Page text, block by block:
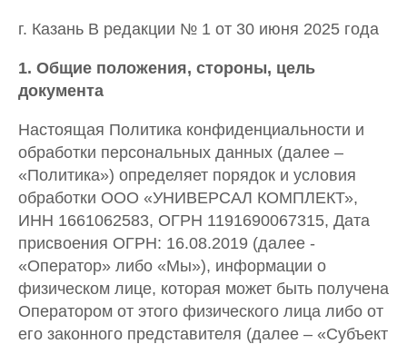
г. Казань В редакции № 1 от 30 июня 2025 года
1. Общие положения, стороны, цель
документа
Настоящая Политика конфиденциальности и
обработки персональных данных (далее –
«Политика») определяет порядок и условия
обработки ООО «УНИВЕРСАЛ КОМПЛЕКТ»,
ИНН 1661062583, ОГРН 1191690067315, Дата
присвоения ОГРН: 16.08.2019 (далее -
«Оператор» либо «Мы»), информации о
физическом лице, которая может быть получена
Оператором от этого физического лица либо от
его законного представителя (далее – «Субъект